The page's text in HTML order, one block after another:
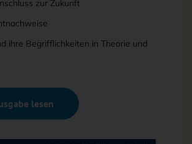
zur Zukunft
ihre Begrifflichkeiten in Theorie und
lesen